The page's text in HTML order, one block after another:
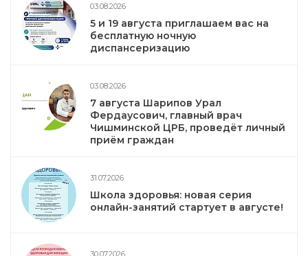
03.08.2026
5 и 19 августа приглашаем вас на
бесплатную ночную
диспансеризацию
03.08.2026
7 августа Шарипов Урал
Фердаусович, главный врач
Чишминской ЦРБ, проведёт личный
приём граждан
31.07.2026
Школа здоровья: новая серия
онлайн-занятий стартует в августе!
30.07.2026